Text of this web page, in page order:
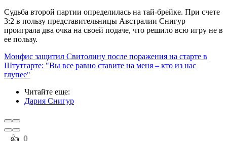
Судьба второй партии определилась на тай-брейке. При счете
3:2 в пользу представительницы Австралии Снигур
проиграла два очка на своей подаче, что решило всю игру не в
ее пользу.
Монфис защитил Свитолину после поражения на старте в
Штутгарте: "Вы все равно ставите на меня – кто из нас
глупее"
Читайте еще:
Дария Снигур
0